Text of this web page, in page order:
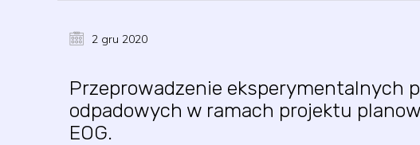
2 gru 2020
Przeprowadzenie eksperymentalnych
odpadowych w ramach projektu
EOG.